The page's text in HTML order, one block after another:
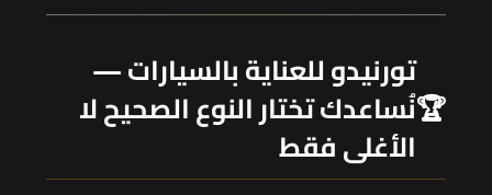
🏆
تورنيدو للعناية بالسيارات —
نُساعدك تختار النوع الصحيح لا
الأغلى فقط